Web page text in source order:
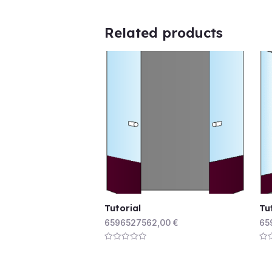
Related products
Tutorial
6596527562,00 €